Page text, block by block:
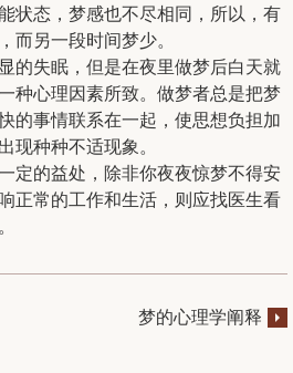
状态，梦感也不尽相同，所以，有
而另一段时间梦少。
的失眠，但是在夜里做梦后白天就
种心理因素所致。做梦者总是把梦
的事情联系在一起，使思想负担加
现种种不适现象。
定的益处，除非你夜夜惊梦不得安
正常的工作和生活，则应找医生看
梦的心理学阐释